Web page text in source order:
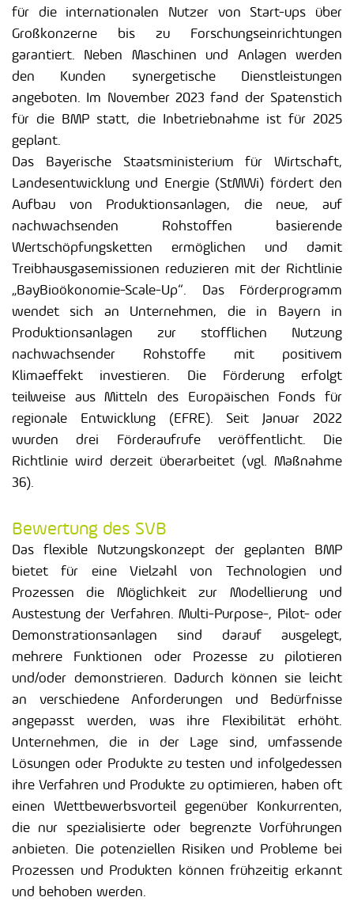
für die internationalen Nutzer von Start-ups über
Großkonzerne bis zu Forschungseinrichtungen
garantiert. Neben Maschinen und Anlagen werden
den Kunden synergetische Dienstleistungen
angeboten. Im November 2023 fand der Spatenstich
für die BMP statt, die Inbetriebnahme ist für 2025
geplant.
Das Bayerische Staatsministerium für Wirtschaft,
Landesentwicklung und Energie (StMWi) fördert den
Aufbau von Produktionsanlagen, die neue, auf
nachwachsenden Rohstoffen basierende
Wertschöpfungsketten ermöglichen und damit
Treibhausgasemissionen reduzieren mit der Richtlinie
„BayBioökonomie-Scale-Up“. Das Förderprogramm
wendet sich an Unternehmen, die in Bayern in
Produktionsanlagen zur stofflichen Nutzung
nachwachsender Rohstoffe mit positivem
Klimaeffekt investieren. Die Förderung erfolgt
teilweise aus Mitteln des Europäischen Fonds für
regionale Entwicklung (EFRE). Seit Januar 2022
wurden drei Förderaufrufe veröffentlicht. Die
Richtlinie wird derzeit überarbeitet (vgl. Maßnahme
36).
Bewertung des SVB
Das flexible Nutzungskonzept der geplanten BMP
bietet für eine Vielzahl von Technologien und
Prozessen die Möglichkeit zur Modellierung und
Austestung der Verfahren. Multi-Purpose-, Pilot- oder
Demonstrationsanlagen sind darauf ausgelegt,
mehrere Funktionen oder Prozesse zu pilotieren
und/oder demonstrieren. Dadurch können sie leicht
an verschiedene Anforderungen und Bedürfnisse
angepasst werden, was ihre Flexibilität erhöht.
Unternehmen, die in der Lage sind, umfassende
Lösungen oder Produkte zu testen und infolgedessen
ihre Verfahren und Produkte zu optimieren, haben oft
einen Wettbewerbsvorteil gegenüber Konkurrenten,
die nur spezialisierte oder begrenzte Vorführungen
anbieten. Die potenziellen Risiken und Probleme bei
Prozessen und Produkten können frühzeitig erkannt
und behoben werden.